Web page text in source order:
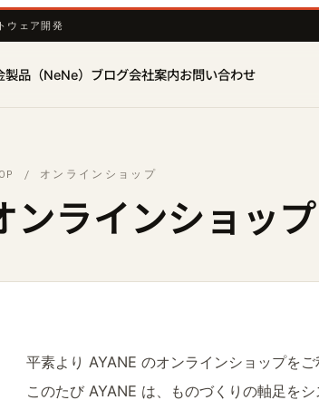
ウェア開発
製品（NeNe） ブログ会社案内お問い合わせ
/ オンラインショップ
ンラインショッ
平素より AYANE のオンラインショップを
このたび AYANE は、ものづくりの軸足を